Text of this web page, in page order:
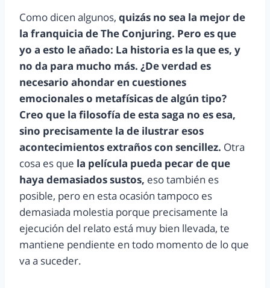
Como dicen algunos, quizás no sea la mejor de
la franquicia de The Conjuring. Pero es que
yo a esto le añado: La historia es la que es, y
no da para mucho más. ¿De verdad es
necesario ahondar en cuestiones
emocionales o metafísicas de algún tipo?
Creo que la filosofía de esta saga no es esa,
sino precisamente la de ilustrar esos
acontecimientos extraños con sencillez. Otra
cosa es que la película pueda pecar de que
haya demasiados sustos, eso también es
posible, pero en esta ocasión tampoco es
demasiada molestia porque precisamente la
ejecución del relato está muy bien llevada, te
mantiene pendiente en todo momento de lo que
va a suceder.